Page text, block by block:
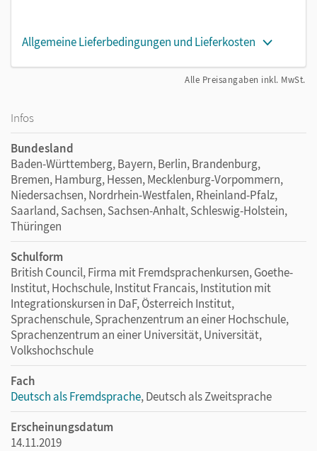
Allgemeine Lieferbedingungen und Lieferkosten
Alle Preisangaben inkl. MwSt.
Infos
Bundesland
Baden-Württemberg, Bayern, Berlin, Brandenburg,
Bremen, Hamburg, Hessen, Mecklenburg-Vorpommern,
Niedersachsen, Nordrhein-Westfalen, Rheinland-Pfalz,
Saarland, Sachsen, Sachsen-Anhalt, Schleswig-Holstein,
Thüringen
Schulform
British Council, Firma mit Fremdsprachenkursen, Goethe-
Institut, Hochschule, Institut Francais, Institution mit
Integrationskursen in DaF, Österreich Institut,
Sprachenschule, Sprachenzentrum an einer Hochschule,
Sprachenzentrum an einer Universität, Universität,
Volkshochschule
Fach
Deutsch als Fremdsprache, Deutsch als Zweitsprache
Erscheinungsdatum
14.11.2019